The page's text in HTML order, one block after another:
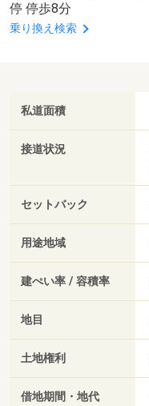
停 停歩8分
乗り換え検索
私道面積
接道状況
セットバック
用途地域
建ぺい率 / 容積率
地目
土地権利
借地期間・地代